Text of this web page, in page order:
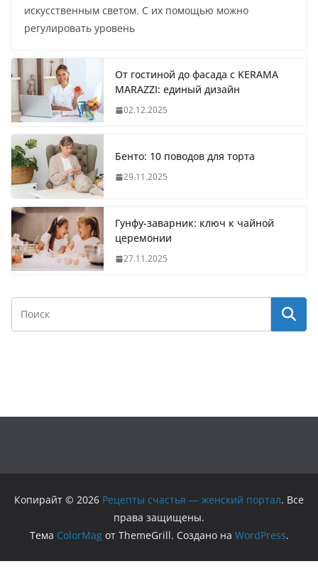
искусственным светом. С их помощью можно
регулировать уровень
От гостиной до фасада с KERAMA
MARAZZI: единый дизайн
02.12.2025
Бенто: 10 поводов для торта
29.11.2025
Гунфу-заварник: ключ к чайной
церемонии
27.11.2025
Копирайт © 2026 Рецепты счастья — женский портал. Все
права защищены.
Тема ColorMagот ThemeGrill. Создано на WordPress.